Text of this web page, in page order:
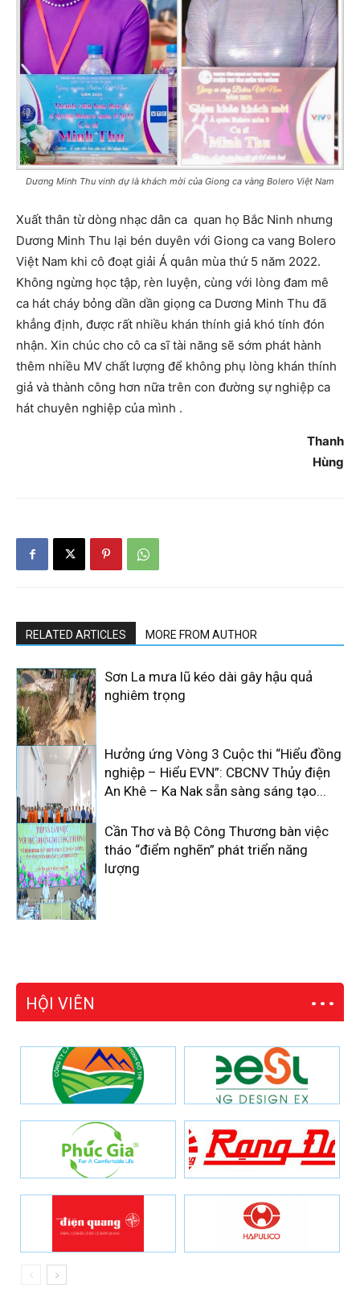
Dương Minh Thu vinh dự là khách mời của Giong ca vàng Bolero Việt Nam
Xuất thân từ dòng nhạc dân ca quan họ Bắc Ninh nhưng
Dương Minh Thu lại bén duyên với Giong ca vang Bolero
Việt Nam khi cô đoạt giải Á quân mùa thứ 5 năm 2022.
Không ngừng học tập, rèn luyện, cùng với lòng đam mê
ca hát cháy bỏng dần dần giọng ca Dương Minh Thu đã
khẳng định, được rất nhiều khán thính giả khó tính đón
nhận. Xin chúc cho cô ca sĩ tài năng sẽ sớm phát hành
thêm nhiều MV chất lượng để không phụ lòng khán thính
giả và thành công hơn nữa trên con đường sự nghiệp ca
hát chuyên nghiệp của mình .
Thanh
Hùng
RELATED ARTICLES MORE FROM AUTHOR
Sơn La mưa lũ kéo dài gây hậu quả
nghiêm trọng
Hưởng ứng Vòng 3 Cuộc thi “Hiểu đồng
nghiệp – Hiểu EVN”: CBCNV Thủy điện
An Khê – Ka Nak sẵn sàng sáng tạo...
Cần Thơ và Bộ Công Thương bàn việc
tháo “điểm nghẽn” phát triển năng
lượng
HỘI VIÊN